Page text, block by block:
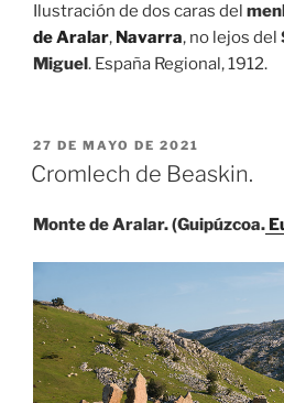
Ilustración de dos caras del
de Aralar, Navarra, no lejos del
Miguel . España Regional, 1912.
PUBLICADO
EL
27 DE MAYO DE 2021
Cromlech de Beaskin.
Monte de Aralar. (Guipúzcoa.